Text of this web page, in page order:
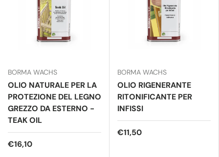
BORMA WACHS
OLIO NATURALE PER LA
PROTEZIONE DEL LEGNO
GREZZO DA ESTERNO -
TEAK OIL
€16,10
BORMA WACHS
OLIO RIGENERANTE
RITONIFICANTE PER
INFISSI
€11,50